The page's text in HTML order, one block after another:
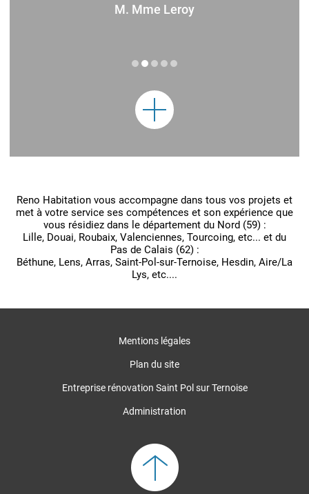
M. Mme Leroy
Reno Habitation vous accompagne dans tous vos projets et
met à votre service ses compétences et son expérience que
vous résidiez dans le département du Nord (59) :
Lille, Douai, Roubaix, Valenciennes, Tourcoing, etc... et du
Pas de Calais (62) :
Béthune, Lens, Arras, Saint-Pol-sur-Ternoise, Hesdin, Aire/La
Lys, etc....
Mentions légales
Plan du site
Entreprise rénovation Saint Pol sur Ternoise
Administration